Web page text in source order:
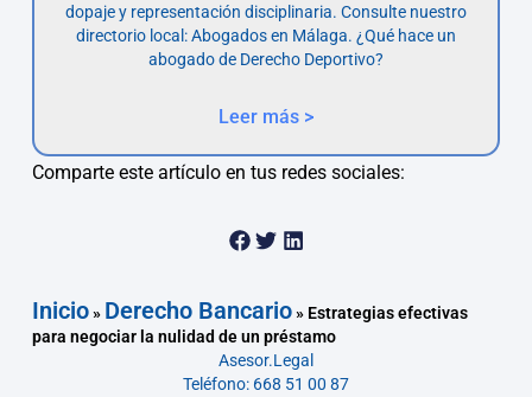
dopaje y representación disciplinaria. Consulte nuestro
directorio local: Abogados en Málaga. ¿Qué hace un
abogado de Derecho Deportivo?
Leer más >
Comparte este artículo en tus redes sociales:
Inicio» Derecho Bancario» Estrategias efectivas
para negociar la nulidad de un préstamo
Asesor.Legal
Teléfono: 668 51 00 87